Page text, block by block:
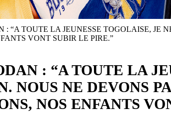
: “A TOUTE LA JEUNESSE TOGOLAISE, JE
VONT SUBIR LE PIRE.”
: “A TOUTE LA
NOUS NE DEVONS
NOS ENFANTS